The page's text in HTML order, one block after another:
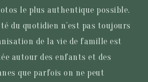
le plus authentique possible.
du quotidien n’est pas toujours
de la vie de famille est
autour des enfants et des
que parfois on ne peut